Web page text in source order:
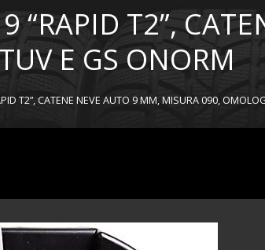
“RAPID T2”,
E GS ONORM
T2”, CATENE NEVE AUTO 9 MM, MISURA 090,